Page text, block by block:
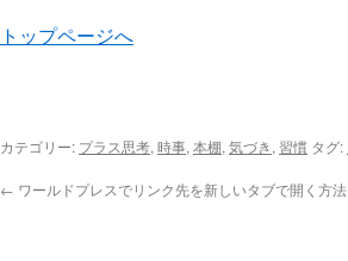
トップページへ
カテゴリー: プラス思考, 時事, 本棚, 気づき, 習慣 タグ:
← ワールドプレスでリンク先を新しいタブで開く方法